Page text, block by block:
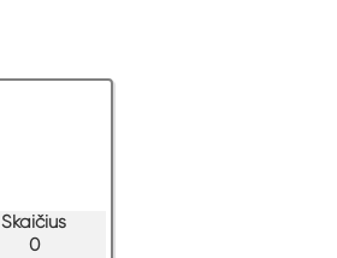
Skaičius
0